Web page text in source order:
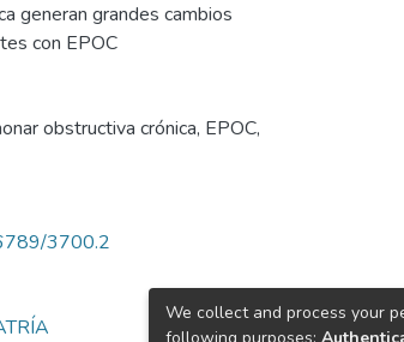
generan grandes cambios
con EPOC
obstructiva crónica, EPOC,
3700.2
We collect and process your